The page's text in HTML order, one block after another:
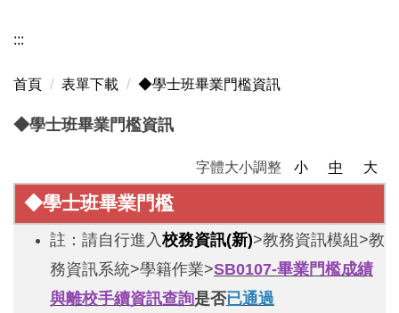
:::
首頁 表單下載 ◆學士班畢業門檻資訊
◆學士班畢業門檻資訊
字體大小調整 小 中 大
◆學士班畢業門檻
註：請自行進入校務資訊(新)>教務資訊模組>教
務資訊系統>學籍作業>SB0107-畢業門檻成績
與離校手續資訊查詢是否已通過